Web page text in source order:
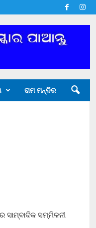
ରାମ ମନ୍ଦିର
ସାମ୍ବାଦିକ ସମ୍ମିଳନୀ